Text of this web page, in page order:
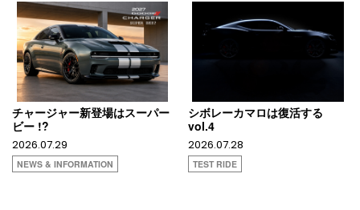
チャージャー新登場はスーパー
ビー !?
2026.07.29
NEWS & INFORMATION
シボレーカマロは復活する
vol.4
2026.07.28
TEST RIDE